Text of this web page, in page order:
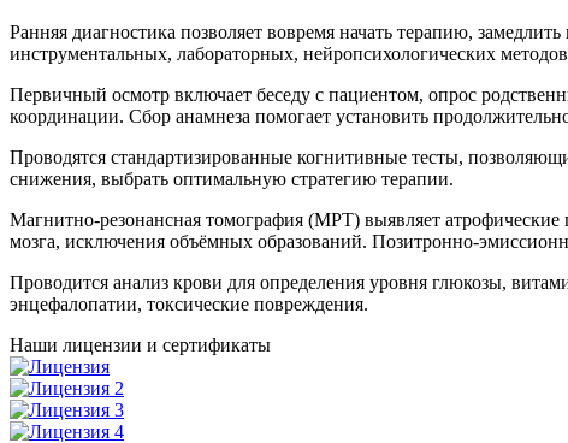
Ранняя диагностика позволяет вовремя начать терапию,
инструментальных, лабораторных, нейропсихологических
Первичный осмотр включает беседу с пациентом, опрос
координации. Сбор анамнеза помогает установить
Проводятся стандартизированные когнитивные тесты,
снижения, выбрать оптимальную стратегию терапии.
Магнитно-резонансная томография (МРТ) выявляет
мозга, исключения объёмных образований. Позитронно-
Проводится анализ крови для определения уровня глюкозы,
энцефалопатии, токсические повреждения.
Наши лицензии и сертификаты